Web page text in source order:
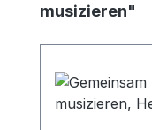
musizieren"